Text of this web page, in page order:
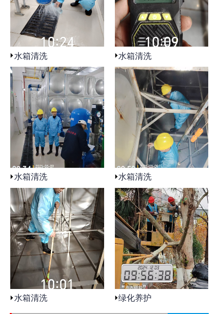
水箱清洗 水箱清洗
水箱清洗 水箱清洗
水箱清洗 绿化养护